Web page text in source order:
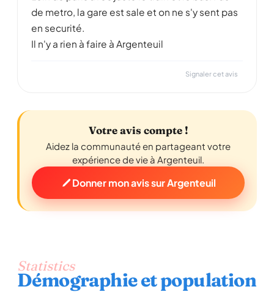
de metro, la gare est sale et on ne s'y sent pas
en securité.
Il n'y a rien à faire à Argenteuil
Signaler cet avis
Votre avis compte !
Aidez la communauté en partageant votre
expérience de vie à Argenteuil.
Donner mon avis sur Argenteuil
Statistics
Démographie et population